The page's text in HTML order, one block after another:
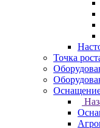
Точка